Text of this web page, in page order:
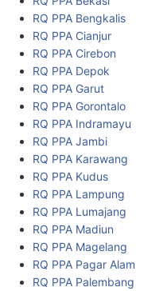
RQ PPA Bengkalis
RQ PPA Cianjur
RQ PPA Cirebon
RQ PPA Depok
RQ PPA Garut
RQ PPA Gorontalo
RQ PPA Indramayu
RQ PPA Jambi
RQ PPA Karawang
RQ PPA Kudus
RQ PPA Lampung
RQ PPA Lumajang
RQ PPA Madiun
RQ PPA Magelang
RQ PPA Pagar Alam
RQ PPA Palembang